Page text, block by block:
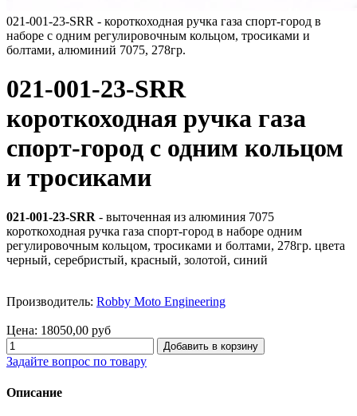
021-001-23-SRR - короткоходная ручка газа спорт-город в
наборе с одним регулировочным кольцом, тросиками и
болтами, алюминий 7075, 278гр.
021-001-23-SRR
короткоходная ручка газа
спорт-город с одним кольцом
и тросиками
021-001-23-SRR - выточенная из алюминия 7075
короткоходная ручка газа спорт-город в наборе одним
регулировочным кольцом, тросиками и болтами, 278гр. цвета
черный, серебристый, красный, золотой, синий
Производитель: Robby Moto Engineering
Цена: 18050,00 руб
Задайте вопрос по товару
Описание